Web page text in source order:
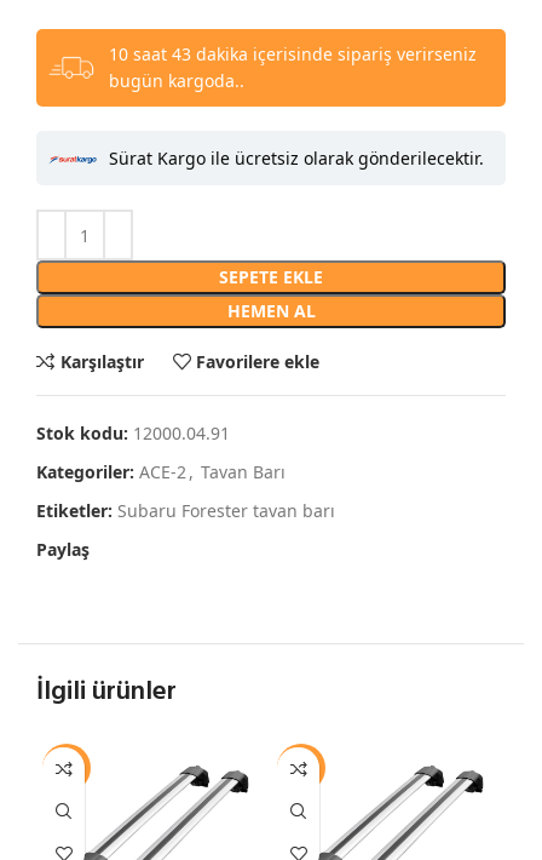
10 saat 43 dakika içerisinde sipariş verirseniz
bugün kargoda..
Sürat Kargo ile ücretsiz olarak gönderilecektir.
SEPETE EKLE
HEMEN AL
Karşılaştır Favorilere ekle
Stok kodu: 12000.04.91
Kategoriler: ACE-2, Tavan Barı
Etiketler: Subaru Forester tavan barı
Paylaş
İlgili ürünler
-12% -12%